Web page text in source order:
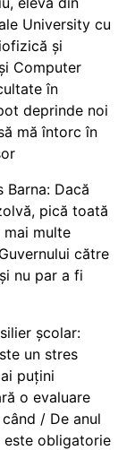
University cu
și
Computer
în
deprinde noi
mă întorc în
Barna: Dacă
pică toată
mai multe
către
nu par a fi
școlar:
un stres
puțini
o evaluare
/ De anul
este obligatorie